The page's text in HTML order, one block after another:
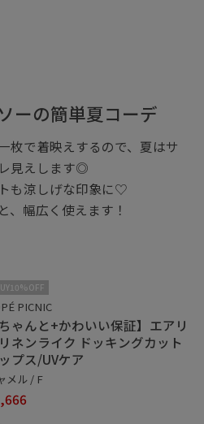
ーの簡単夏コーデ
枚で着映えするので、夏はサ
見えします◎
も涼しげな印象に♡
、幅広く使えます！
PICNIC
ちゃんと+かわいい保証】エアリ
ネンライク ドッキングカット
プス/UVケア
メル / F